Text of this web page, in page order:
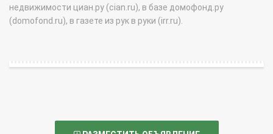
недвижимости циан.ру (cian.ru), в базе домофонд.ру
(domofond.ru), в газете из рук в руки (irr.ru).